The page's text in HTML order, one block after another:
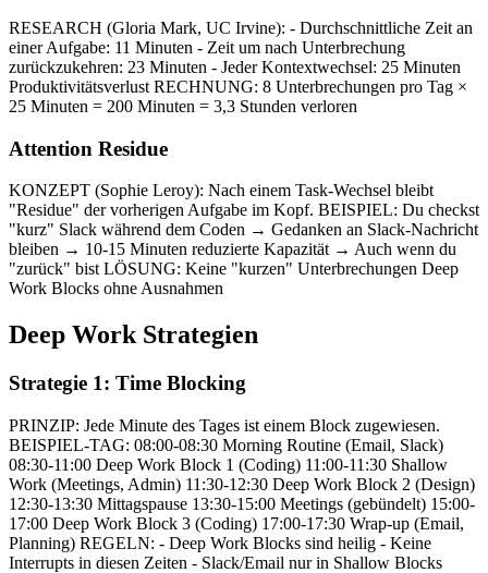
RESEARCH (Gloria Mark, UC Irvine): - Durchschnittliche Zeit an
einer Aufgabe: 11 Minuten - Zeit um nach Unterbrechung
zurückzukehren: 23 Minuten - Jeder Kontextwechsel: 25 Minuten
Produktivitätsverlust RECHNUNG: 8 Unterbrechungen pro Tag ×
25 Minuten = 200 Minuten = 3,3 Stunden verloren
Attention Residue
KONZEPT (Sophie Leroy): Nach einem Task-Wechsel bleibt
"Residue" der vorherigen Aufgabe im Kopf. BEISPIEL: Du checkst
"kurz" Slack während dem Coden → Gedanken an Slack-Nachricht
bleiben → 10-15 Minuten reduzierte Kapazität → Auch wenn du
"zurück" bist LÖSUNG: Keine "kurzen" Unterbrechungen Deep
Work Blocks ohne Ausnahmen
Deep Work Strategien
Strategie 1: Time Blocking
PRINZIP: Jede Minute des Tages ist einem Block zugewiesen.
BEISPIEL-TAG: 08:00-08:30 Morning Routine (Email, Slack)
08:30-11:00 Deep Work Block 1 (Coding) 11:00-11:30 Shallow
Work (Meetings, Admin) 11:30-12:30 Deep Work Block 2 (Design)
12:30-13:30 Mittagspause 13:30-15:00 Meetings (gebündelt) 15:00-
17:00 Deep Work Block 3 (Coding) 17:00-17:30 Wrap-up (Email,
Planning) REGELN: - Deep Work Blocks sind heilig - Keine
Interrupts in diesen Zeiten - Slack/Email nur in Shallow Blocks